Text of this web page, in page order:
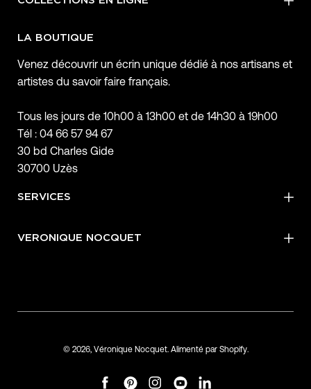
LA BOUTIQUE
Venez découvrir un écrin unique dédié à nos artisans et
artistes du savoir faire français.
Tous les jours de 10h00 à 13h00 et de 14h30 à 19h00
Tél : 04 66 57 94 67
30 bd Charles Gide
30700 Uzès
SERVICES
VERONIQUE NOCQUET
© 2026, Véronique Nocquet. Alimenté par Shopify.